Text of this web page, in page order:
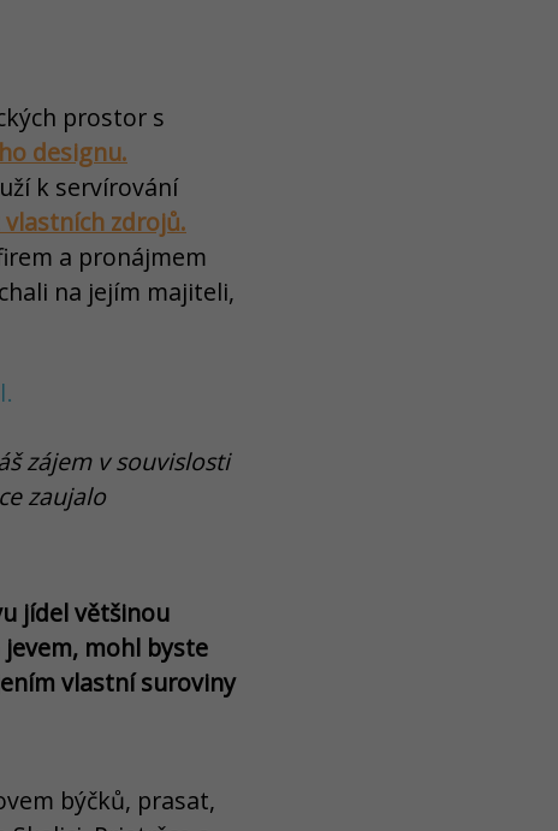
prostor s
designu.
k servírování
zdrojů.
a pronájmem
na jejím majiteli,
zájem v souvislosti
zaujalo
jídel většinou
mohl byste
vlastní suroviny
býčků, prasat,